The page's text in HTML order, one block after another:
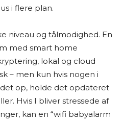
i flere plan.
niveau og tålmodighed. En
med smart home
lokal og cloud
– men kun hvis nogen i
op, holde det opdateret
Hvis I bliver stressede af
kan en “wifi babyalarm